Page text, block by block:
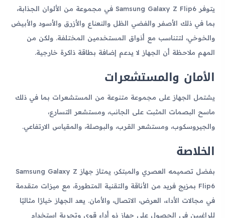
يتوفر Samsung Galaxy Z Flip6 في مجموعة من الألوان الجذابة،
بما في ذلك الأصفر والفضي الظل والنعناع والأزرق والأسود والأبيض
والخوخي، لتتناسب مع أذواق المستخدمين المختلفة. ولكن من
المهم ملاحظة أن الجهاز لا يدعم إضافة بطاقة ذاكرة خارجية.
الأمان والمستشعرات
يشتمل الجهاز على مجموعة متنوعة من المستشعرات بما في ذلك
ماسح البصمات المثبت على الجانب، ومستشعر التسارع،
والجيروسكوب، ومستشعر القرب، والبوصلة، والمقياس الارتفاعي.
الخلاصة
بفضل تصميمه العصري والمبتكر، يمتاز جهاز Samsung Galaxy Z
Flip6 بمزيج فريد من الأناقة والتقنية المتطورة، مع ميزات متقدمة
في مجالات الأداء، العرض، الاتصال، والأمان. يعد الجهاز خيارًا مثاليًا
للراغبين في الحصول على جهاز ذو أداء قوي وتجربة استخدام